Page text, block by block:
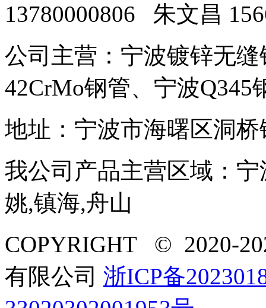
13780000806 朱文昌
公司主营：宁波镀锌无
42CrMo钢管、宁波Q345
地址：宁波市海曙区洞
我公司产品主营区域：
姚,镇海,舟山
COPYRIGHT © 2020-
有限公司 浙ICP备